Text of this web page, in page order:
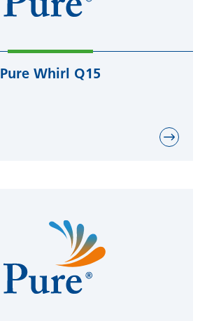
Pure Whirl Q15